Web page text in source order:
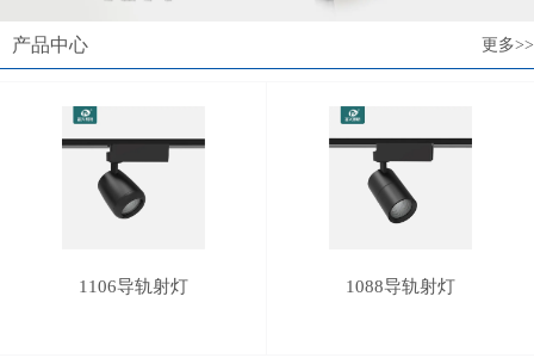
产品中心 更多>>
1106导轨射灯 1088导轨射灯